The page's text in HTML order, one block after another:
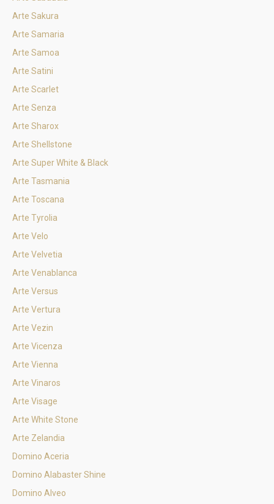
Arte Sakura
Arte Samaria
Arte Samoa
Arte Satini
Arte Scarlet
Arte Senza
Arte Sharox
Arte Shellstone
Arte Super White & Black
Arte Tasmania
Arte Toscana
Arte Tyrolia
Arte Velo
Arte Velvetia
Arte Venablanca
Arte Versus
Arte Vertura
Arte Vezin
Arte Vicenza
Arte Vienna
Arte Vinaros
Arte Visage
Arte White Stone
Arte Zelandia
Domino Aceria
Domino Alabaster Shine
Domino Alveo